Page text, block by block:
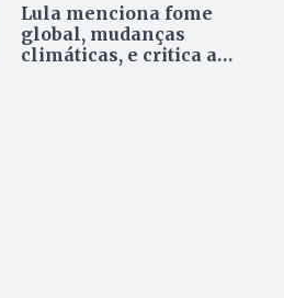
Lula menciona fome
global, mudanças
climáticas, e critica a